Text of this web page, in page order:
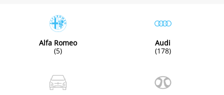
Alfa Romeo
(5)
Audi
(178)